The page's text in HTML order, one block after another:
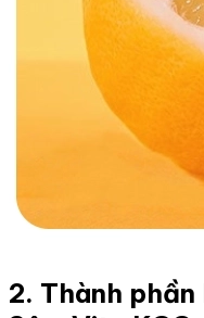
2. Thành phần